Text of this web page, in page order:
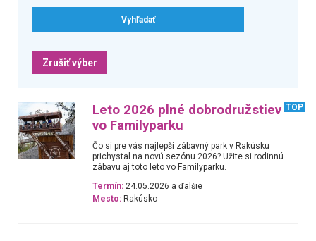
Zrušiť výber
Leto 2026 plné dobrodružstiev
vo Familyparku
TOP
Čo si pre vás najlepší zábavný park v Rakúsku
prichystal na novú sezónu 2026? Užite si rodinnú
zábavu aj toto leto vo Familyparku.
Termín: 24.05.2026 a ďalšie
Mesto: Rakúsko